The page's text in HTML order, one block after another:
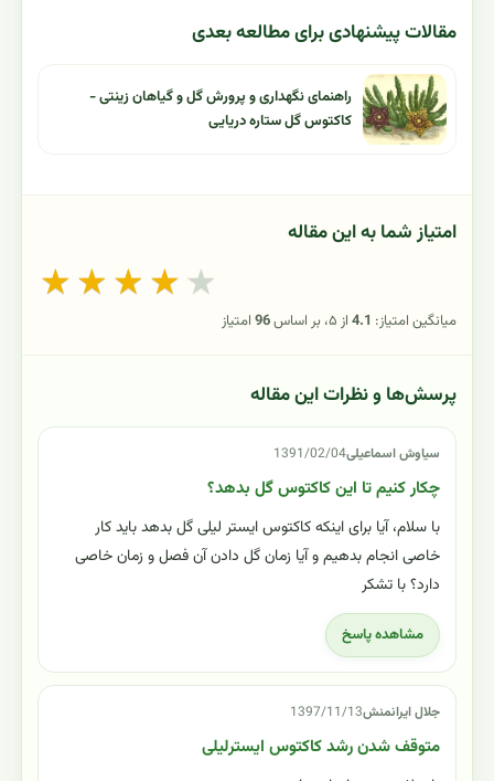
مقالات پیشنهادی برای مطالعه بعدی
راهنمای نگهداری و پرورش گل و گیاهان زینتی -
کاکتوس گل ستاره دریایی
امتیاز شما به این مقاله
★ ★ ★ ★ ★
میانگین امتیاز: 4.1از ۵، بر اساس 96امتیاز
پرسش‌ها و نظرات این مقاله
سیاوش اسماعیلی1391/02/04
چکار کنیم تا این کاکتوس گل بدهد؟
با سلام، آیا برای اینکه کاکتوس ایستر لیلی گل بدهد باید کار
خاصی انجام بدهیم و آیا زمان گل دادن آن فصل و زمان خاصی
دارد؟ با تشکر
مشاهده پاسخ
جلال ایرانمنش1397/11/13
متوقف شدن رشد کاکتوس ایسترلیلی